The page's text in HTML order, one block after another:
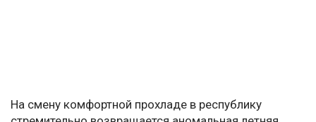
На смену комфортной прохладе в республику